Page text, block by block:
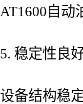
AT1600自动
5. 稳定性良
设备结构稳